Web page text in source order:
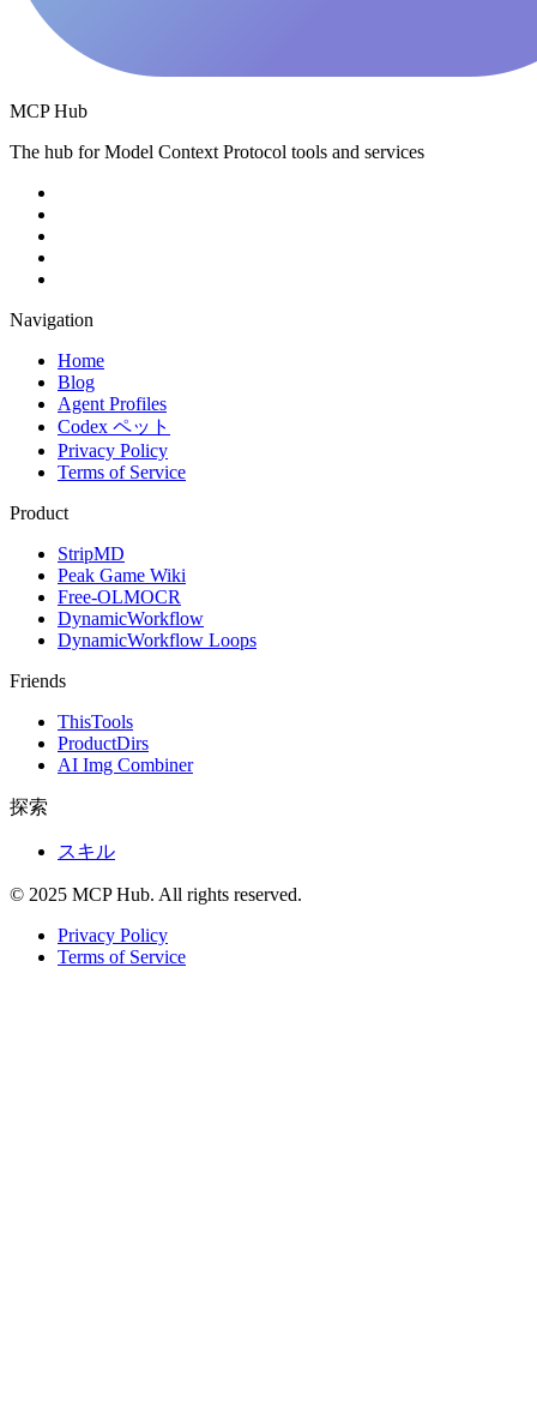
MCP Hub
The hub for Model Context Protocol tools and services
Navigation
Home
Blog
Agent Profiles
Codex ペット
Privacy Policy
Terms of Service
Product
StripMD
Peak Game Wiki
Free-OLMOCR
DynamicWorkflow
DynamicWorkflow Loops
Friends
ThisTools
ProductDirs
AI Img Combiner
探索
スキル
© 2025 MCP Hub. All rights reserved.
Privacy Policy
Terms of Service